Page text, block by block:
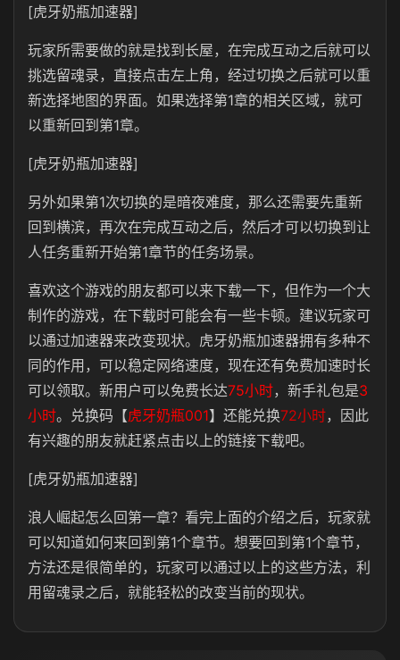
[虎牙奶瓶加速器]
玩家所需要做的就是找到长屋，在完成互动之后就可以
挑选留魂录，直接点击左上角，经过切换之后就可以重
新选择地图的界面。如果选择第1章的相关区域，就可
以重新回到第1章。
[虎牙奶瓶加速器]
另外如果第1次切换的是暗夜难度，那么还需要先重新
回到横滨，再次在完成互动之后，然后才可以切换到让
人任务重新开始第1章节的任务场景。
喜欢这个游戏的朋友都可以来下载一下，但作为一个大
制作的游戏，在下载时可能会有一些卡顿。建议玩家可
以通过加速器来改变现状。虎牙奶瓶加速器拥有多种不
同的作用，可以稳定网络速度，现在还有免费加速时长
可以领取。新用户可以免费长达75小时，新手礼包是3
小时。兑换码【虎牙奶瓶001】还能兑换72小时，因此
有兴趣的朋友就赶紧点击以上的链接下载吧。
[虎牙奶瓶加速器]
浪人崛起怎么回第一章？看完上面的介绍之后，玩家就
可以知道如何来回到第1个章节。想要回到第1个章节，
方法还是很简单的，玩家可以通过以上的这些方法，利
用留魂录之后，就能轻松的改变当前的现状。